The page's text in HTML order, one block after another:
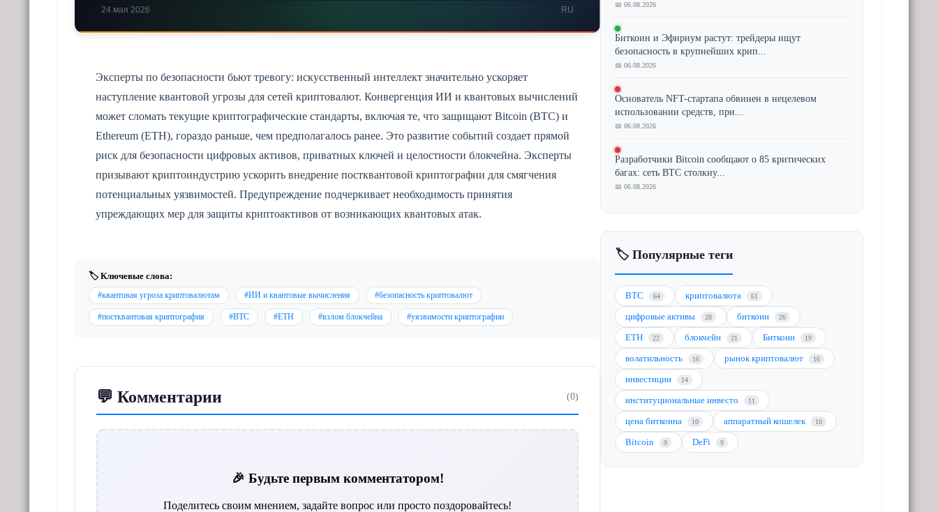
Эксперты по безопасности бьют тревогу: искусственный интеллект значительно ускоряет
наступление квантовой угрозы для сетей криптовалют. Конвергенция ИИ и квантовых вычислений
может сломать текущие криптографические стандарты, включая те, что защищают Bitcoin (BTC) и
Ethereum (ETH), гораздо раньше, чем предполагалось ранее. Это развитие событий создает прямой
риск для безопасности цифровых активов, приватных ключей и целостности блокчейна. Эксперты
призывают криптоиндустрию ускорить внедрение постквантовой криптографии для смягчения
потенциальных уязвимостей. Предупреждение подчеркивает необходимость принятия
упреждающих мер для защиты криптоактивов от возникающих квантовых атак.
🏷️ Ключевые слова:
#квантовая угроза криптовалютам #ИИ и квантовые вычисления #безопасность криптовалют
#постквантовая криптография #BTC #ETH #взлом блокчейна #уязвимости криптографии
💬 Комментарии (0)
🎉 Будьте первым комментатором!
Поделитесь своим мнением, задайте вопрос или просто поздоровайтесь!
📅 06.08.2026
Биткоин и Эфириум растут: трейдеры ищут
безопасность в крупнейших крип...
📅 06.08.2026
Основатель NFT-стартапа обвинен в нецелевом
использовании средств, при...
📅 06.08.2026
Разработчики Bitcoin сообщают о 85 критических
багах: сеть BTC столкну...
📅 06.08.2026
🏷️ Популярные теги
BTC 64 криптовалюта 61
цифровые активы 28 биткоин 26
ETH 22 блокчейн 21 Биткоин 19
волатильность 16 рынок криптовалют 16
инвестиции 14
институциональные инвесто 11
цена биткоина 10 аппаратный кошелек 10
Bitcoin 9 DeFi 9